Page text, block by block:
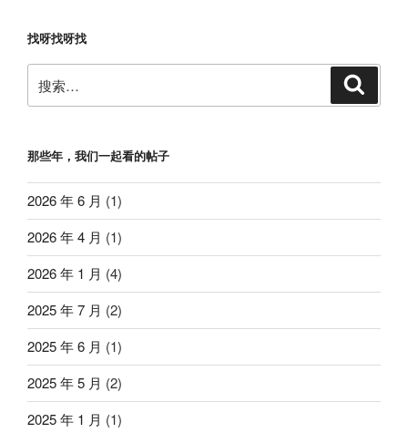
找呀找呀找
索：
那些年，我们一起看的帖子
2026 年 6 月 (1)
2026 年 4 月 (1)
2026 年 1 月 (4)
2025 年 7 月 (2)
2025 年 6 月 (1)
2025 年 5 月 (2)
2025 年 1 月 (1)